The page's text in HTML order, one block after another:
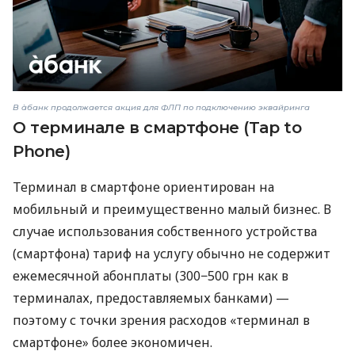
В àбанк продолжается акция для ФЛП по подключению эквайринга
О терминале в смартфоне (Tap to
Phone)
Терминал в смартфоне ориентирован на
мобильный и преимущественно малый бизнес. В
случае использования собственного устройства
(смартфона) тариф на услугу обычно не содержит
ежемесячной абонплаты (300−500 грн как в
терминалах, предоставляемых банками) —
поэтому с точки зрения расходов «терминал в
смартфоне» более экономичен.